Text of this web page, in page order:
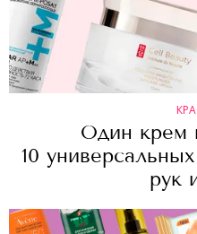
Один крем
10
рук